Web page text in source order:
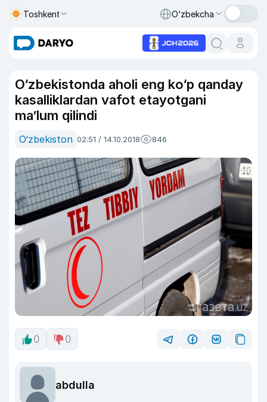
Toshkent O‘zbekcha
O‘zbekistonda aholi eng ko‘p qanday
kasalliklardan vafot etayotgani
ma’lum qilindi
O‘zbekiston 02:51 / 14.10.2018 846
0 0
abdulla